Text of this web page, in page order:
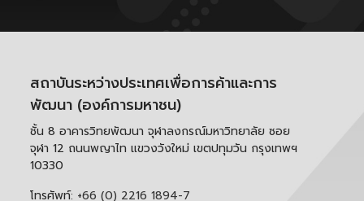
สถาบันระหว่างประเทศเพื่อการค้าและการ
พัฒนา (องค์การมหาชน)
ชั้น 8 อาคารวิทยพัฒนา จุฬาลงกรณ์มหาวิทยาลัย ซอย
จุฬา 12 ถนนพญาไท แขวงวังใหม่ เขตปทุมวัน กรุงเทพฯ
10330
โทรศัพท์: +66 (0) 2216 1894-7